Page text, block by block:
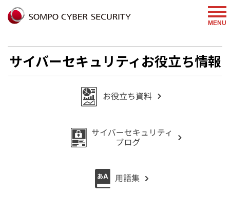
MENU
サイバーセキュリティお役立ち情報